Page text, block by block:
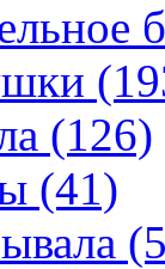
(126)
(41)